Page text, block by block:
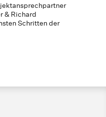
& Richard
Schritten der